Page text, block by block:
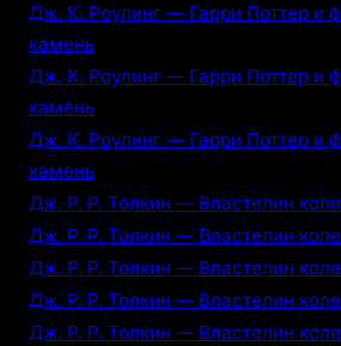
Дж. К. Роулинг — Гарри Поттер и
камень
Дж. К. Роулинг — Гарри Поттер и
камень
Дж. К. Роулинг — Гарри Поттер и
камень
Дж. Р. Р. Толкин — Властелин
Дж. Р. Р. Толкин — Властелин
Дж. Р. Р. Толкин — Властелин
Дж. Р. Р. Толкин — Властелин
Дж. Р. Р. Толкин — Властелин